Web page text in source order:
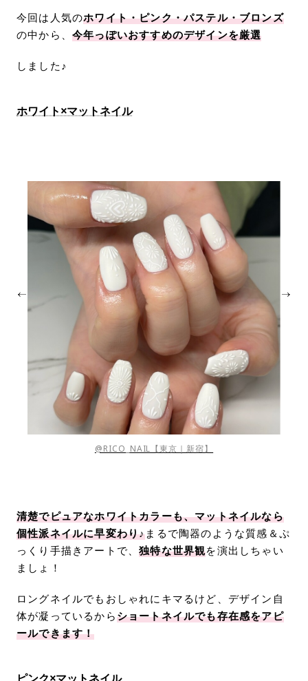
今回は人気のホワイト・ピンク・パステル・ブロンズ
の中から、 今年っぽいおすすめのデザインを厳選
しました♪
ホワイト×マットネイル
@RICO_NAIL【東京｜新宿】
清楚でピュアなホワイトカラーも、マットネイルなら
個性派ネイルに早変わり♪まるで陶器のような質感＆ぷ
っくり手描きアートで、独特な世界観を演出しちゃい
ましょ！
ロングネイルでもおしゃれにキマるけど、デザイン自
体が凝っているからショートネイルでも存在感をアピ
ールできます！